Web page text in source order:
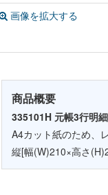
画像を拡大する
商品概要
335101H 元帳3行明
A4カット紙のため、
縦[幅(W)210×高さ